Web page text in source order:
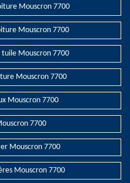
Mouscron 7700
Mouscron 7700
Mouscron 7700
Mouscron 7700
Mouscron 7700
7700
Mouscron 7700
Mouscron 7700